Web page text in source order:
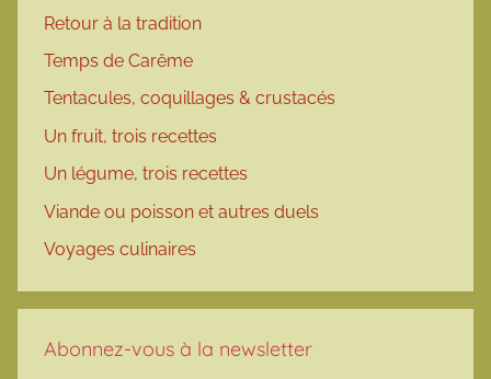
Retour à la tradition
Temps de Carême
Tentacules, coquillages & crustacés
Un fruit, trois recettes
Un légume, trois recettes
Viande ou poisson et autres duels
Voyages culinaires
Abonnez-vous à la newsletter